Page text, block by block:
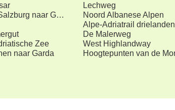
Alpe-Adria fietsroute, Salzburg naar Grado
Zee
naar Garda
Lechweg
Noord Albanese Alpen
Alpe-Adriatrail
De Malerweg
West Highlandway
Hoogtepunten van de